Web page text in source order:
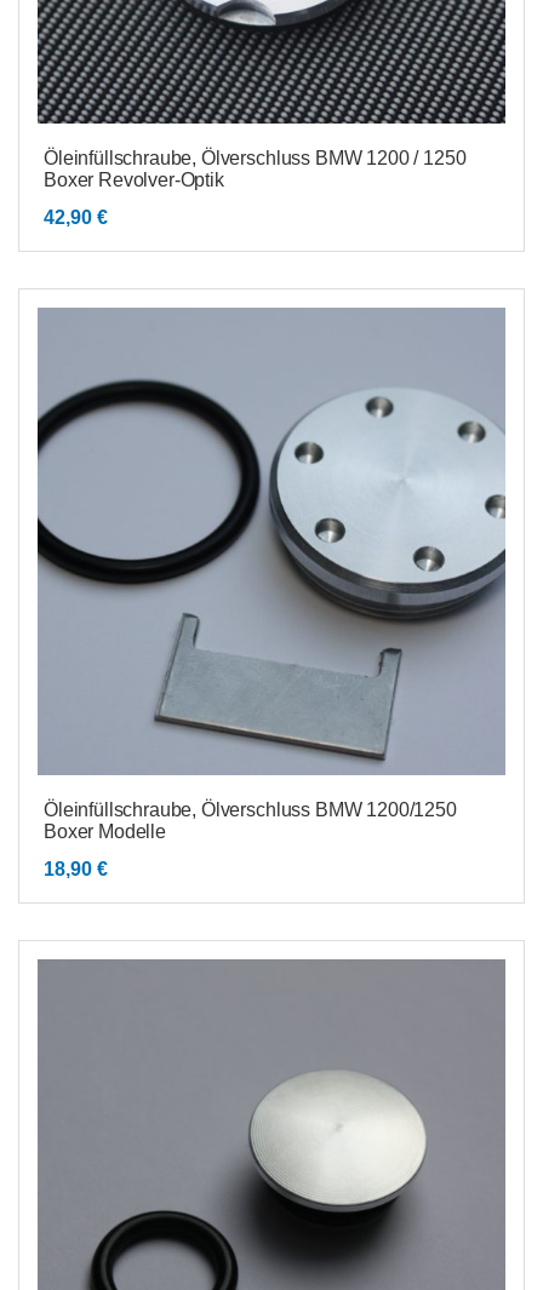
Öleinfüllschraube, Ölverschluss BMW 1200 / 1250
Boxer Revolver-Optik
42,90 €
Öleinfüllschraube, Ölverschluss BMW 1200/1250
Boxer Modelle
18,90 €